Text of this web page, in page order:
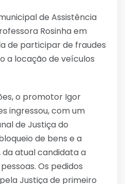
de Assistência
Rosinha em
de participar de fraudes
a locação de veículos
o promotor Igor
ingressou, com um
de Justiça do
de bens e a
atual candidata a
Os pedidos
Justiça de primeiro